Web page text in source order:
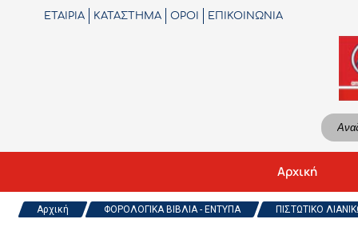
ΕΤΑΙΡΙΑ ΚΑΤΑΣΤΗΜΑ ΟΡΟΙ ΕΠΙΚΟΙΝΩΝΙΑ
Αρχική
Αρχική ΦΟΡΟΛΟΓΙΚΑ ΒΙΒΛΙΑ - ΕΝΤΥΠΑ ΠΙΣΤΩΤΙΚΟ